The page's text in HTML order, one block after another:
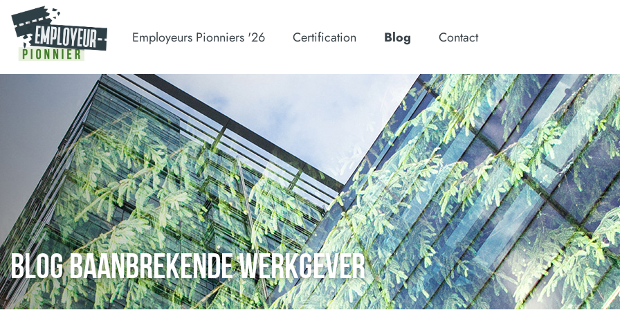
Employeurs Pionniers '26 Certification Blog Contact
BLOG BAANBREKENDE WERKGEVER